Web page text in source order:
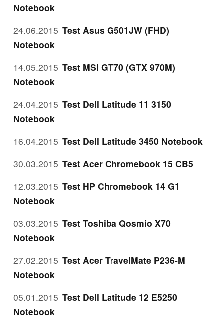
Notebook
24.06.2015 Test Asus G501JW (FHD)
Notebook
14.05.2015 Test MSI GT70 (GTX 970M)
Notebook
24.04.2015 Test Dell Latitude 11 3150
Notebook
16.04.2015 Test Dell Latitude 3450 Notebook
30.03.2015 Test Acer Chromebook 15 CB5
12.03.2015 Test HP Chromebook 14 G1
Notebook
03.03.2015 Test Toshiba Qosmio X70
Notebook
27.02.2015 Test Acer TravelMate P236-M
Notebook
05.01.2015 Test Dell Latitude 12 E5250
Notebook